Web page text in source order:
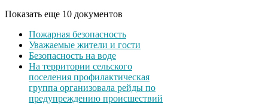
Показать еще 10 документов
Пожарная безопасность
Уважаемые жители и гости
Безопасность на воде
На территории сельского
поселения профилактическая
группа организовала рейды по
предупреждению происшествий